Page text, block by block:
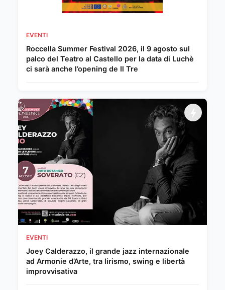
EVENTI
Roccella Summer Festival 2026, il 9 agosto sul
palco del Teatro al Castello per la data di Luchè
ci sarà anche l’opening de Il Tre
EVENTI
Joey Calderazzo, il grande jazz internazionale
ad Armonie d’Arte, tra lirismo, swing e libertà
improvvisativa